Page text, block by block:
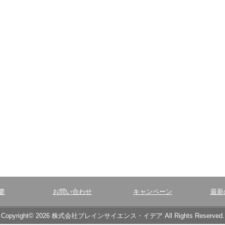
お問い合わせ キャンペーン 最新
Copyright© 2026 株式会社ブレインサイエンス・イデア All Rights Reserved.